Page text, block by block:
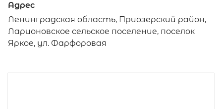
Адрес
Ленинградская область, Приозерский район,
Ларионовское сельское поселение, поселок
Яркое, ул. Фарфоровая